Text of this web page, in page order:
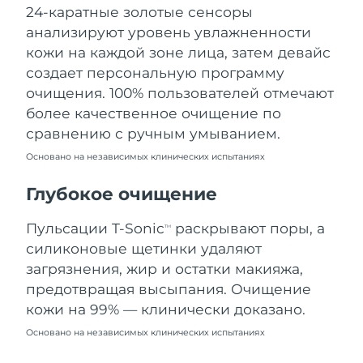
24-каратные золотые сенсоры
анализируют уровень увлажненности
кожи на каждой зоне лица, затем девайс
создает персональную программу
очищения. 100% пользователей отмечают
более качественное очищение по
сравнению с ручным умыванием.
Основано на независимых клинических испытаниях
Глубокое очищение
Пульсации T-SonicTM
раскрывают поры, а
силиконовые щетинки удаляют
загрязнения, жир и остатки макияжа,
предотвращая высыпания. Очищение
кожи на 99% — клинически доказано.
Основано на независимых клинических испытаниях
Ливан
Ожидаемая дата доставки
12/8/26
Литва
Ожидаемая дата доставки
Люксембург
Ожидаемая дата доставки
Ожидаемая дата доставки
Мальта
Ожидаемая дата доставки
11/8/26
Мексика
Ожидаемая дата доставки
15/8/26